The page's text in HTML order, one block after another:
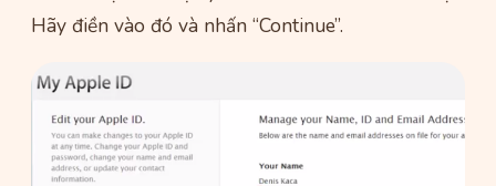
Hãy điền vào đó và nhấn “Continue”.